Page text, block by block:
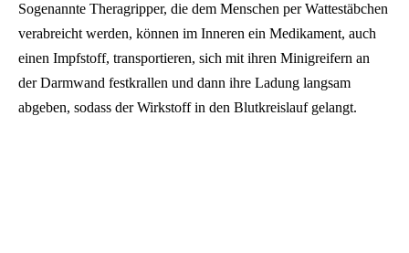
Sogenannte Theragripper, die dem Menschen per Wattestäbchen
verabreicht werden, können im Inneren ein Medikament, auch
einen Impfstoff, transportieren, sich mit ihren Minigreifern an
der Darmwand festkrallen und dann ihre Ladung langsam
abgeben, sodass der Wirkstoff in den Blutkreislauf gelangt.